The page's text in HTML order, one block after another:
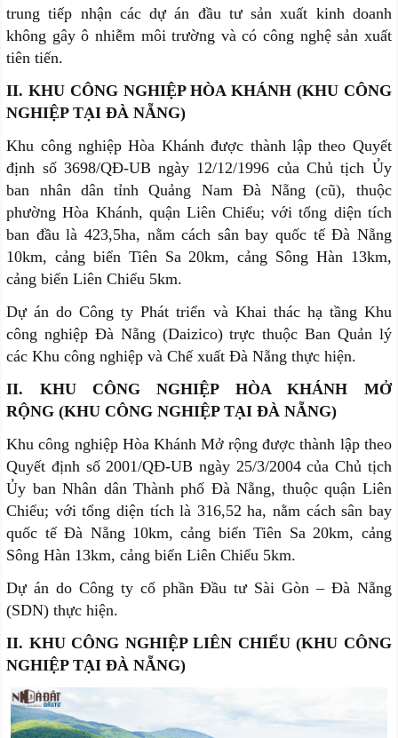
trung tiếp nhận các dự án đầu tư sản xuất kinh doanh
không gây ô nhiễm môi trường và có công nghệ sản xuất
tiên tiến.
II. KHU CÔNG NGHIỆP HÒA KHÁNH (KHU CÔNG
NGHIỆP TẠI ĐÀ NẴNG)
Khu công nghiệp Hòa Khánh được thành lập theo Quyết
định số 3698/QĐ-UB ngày 12/12/1996 của Chủ tịch Ủy
ban nhân dân tỉnh Quảng Nam Đà Nẵng (cũ), thuộc
phường Hòa Khánh, quận Liên Chiểu; với tổng diện tích
ban đầu là 423,5ha, nằm cách sân bay quốc tế Đà Nẵng
10km, cảng biển Tiên Sa 20km, cảng Sông Hàn 13km,
cảng biển Liên Chiểu 5km.
Dự án do Công ty Phát triển và Khai thác hạ tầng Khu
công nghiệp Đà Nẵng (Daizico) trực thuộc Ban Quản lý
các Khu công nghiệp và Chế xuất Đà Nẵng thực hiện.
II. KHU CÔNG NGHIỆP HÒA KHÁNH MỞ
RỘNG (KHU CÔNG NGHIỆP TẠI ĐÀ NẴNG)
Khu công nghiệp Hòa Khánh Mở rộng được thành lập theo
Quyết định số 2001/QĐ-UB ngày 25/3/2004 của Chủ tịch
Ủy ban Nhân dân Thành phố Đà Nẵng, thuộc quận Liên
Chiểu; với tổng diện tích là 316,52 ha, nằm cách sân bay
quốc tế Đà Nẵng 10km, cảng biển Tiên Sa 20km, cảng
Sông Hàn 13km, cảng biển Liên Chiểu 5km.
Dự án do Công ty cổ phần Đầu tư Sài Gòn – Đà Nẵng
(SDN) thực hiện.
II. KHU CÔNG NGHIỆP LIÊN CHIỂU (KHU CÔNG
NGHIỆP TẠI ĐÀ NẴNG)